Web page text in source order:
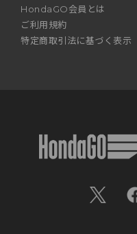
HondaGO会員とは
ご利用規約
特定商取引法に基づく表示